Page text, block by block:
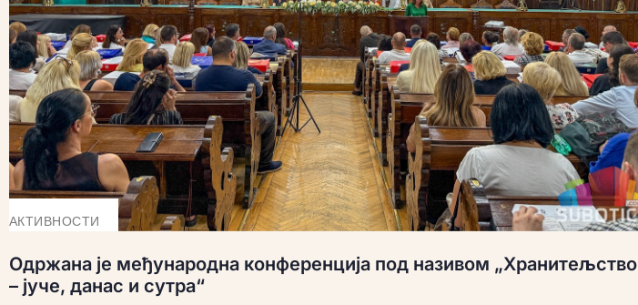
АКТИВНОСТИ
Одржана је међународна конференција под називом „Хранитељство
– јуче, данас и сутра“